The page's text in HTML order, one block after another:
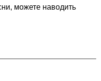
можете наводить